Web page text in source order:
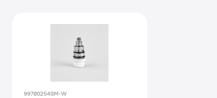
997B0254SM-W